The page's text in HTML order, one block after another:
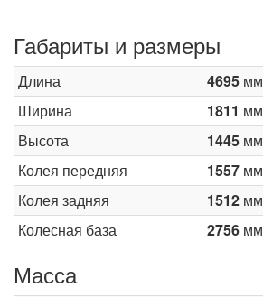
Габариты и размеры
Длина 4695 мм
Ширина
1811 мм
Высота
1445 мм
Колея передняя
1557 мм
Колея задняя
1512 мм
Колесная база
2756 мм
Масса